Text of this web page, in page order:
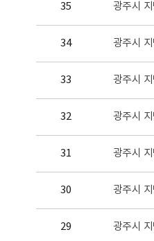
35 광주시
34 광주시
33 광주시
32 광주시
31 광주시
30 광주시
29 광주시